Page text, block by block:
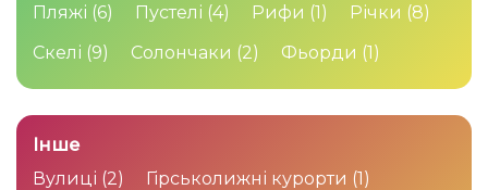
Пляжі (6) Пустелі (4) Рифи (1) Річки (8)
Скелі (9) Солончаки (2) Фьорди (1)
Інше
Вулиці (2) Гірськолижні курорти (1)